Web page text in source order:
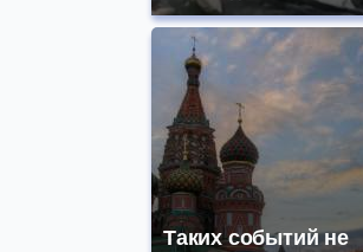
Таких событий не